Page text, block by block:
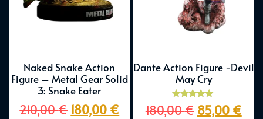
Naked Snake Action
Figure – Metal Gear Solid
3: Snake Eater
210,00€ 180,00 €
Dante Action Figure -Devil
May Cry
Valutato
5.00
180,00€ 85,00 €